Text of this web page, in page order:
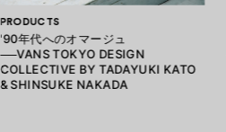
PRODUCTS
'90年代へのオマージュ
──VANS TOKYO DESIGN
COLLECTIVE BY TADAYUKI KATO
& SHINSUKE NAKADA